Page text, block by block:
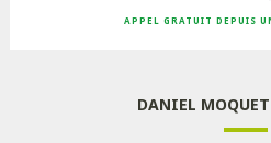
APPEL GRATUIT DEPUIS
DANIEL MOQUET